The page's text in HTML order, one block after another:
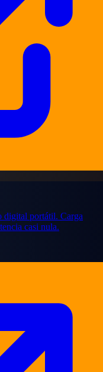
digital portátil. Carga
casi nula.